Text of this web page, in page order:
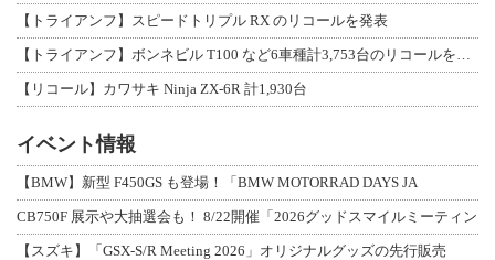
【トライアンフ】スピードトリプル RX のリコールを発表
【リコール】カワサキ Ninja ZX-6R 計1,930台
イベント情報
【BMW】新型 F450GS も登場！「BMW MOTORRAD DAYS JA
CB750F 展示や大抽選会も！ 8/22開催「2026グッドスマイルミーティン
【スズキ】「GSX-S/R Meeting 2026」オリジナルグッズの先行販売